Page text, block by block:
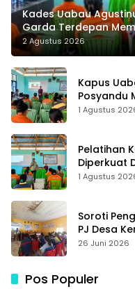
Kades Uabau
Garda Terdepan
Masyarakat Desa
2 Agustus 2026
Kapus
Posyandu
Ujung
1 Agustus
Pelatihan
Diperkuat
Tekankan
1 Agustus
Soroti
PJ Desa
Dukung
26 Juni 2026
Pos Populer